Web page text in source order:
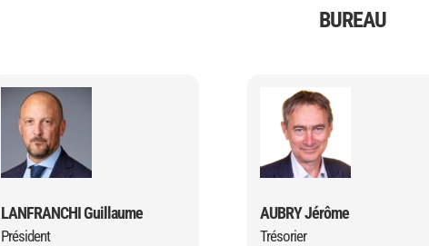
BUREAU
LANFRANCHI Guillaume
Président
AUBRY Jérôme
Trésorier